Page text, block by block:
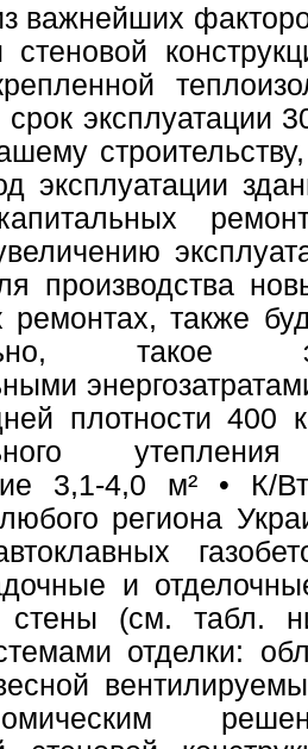
важнейших
стеновой
эксплуатации
эксплуатации
производства
ремонтах, также
такое
плотности 400
3,1-4,0 м² • К/
региона
и
стены (см. табл.
отделки: